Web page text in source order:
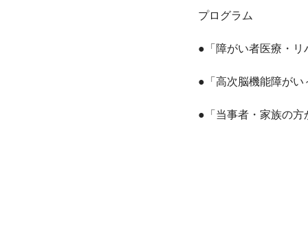
プログラム
●「障がい者医療・
●「高次脳機能障が
●「当事者・家族の方